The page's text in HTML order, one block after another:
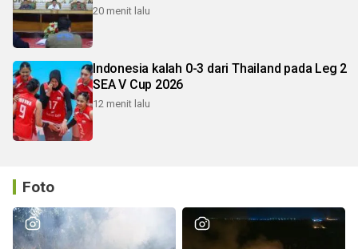
20 menit lalu
Indonesia kalah 0-3 dari Thailand pada Leg 2
SEA V Cup 2026
12 menit lalu
Foto